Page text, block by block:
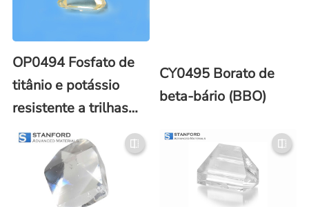
OP0494 Fosfato de
titânio e potássio
resistente a trilhas
cinzas (GTR-KTP)
CY0495 Borato de
beta-bário (BBO)